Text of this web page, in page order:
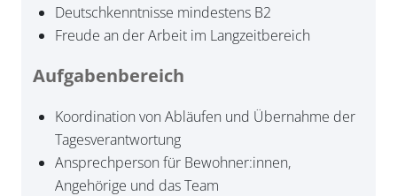
Deutschkenntnisse mindestens B2
Freude an der Arbeit im Langzeitbereich
Aufgabenbereich
Koordination von Abläufen und Übernahme der
Tagesverantwortung
Ansprechperson für Bewohner:innen,
Angehörige und das Team